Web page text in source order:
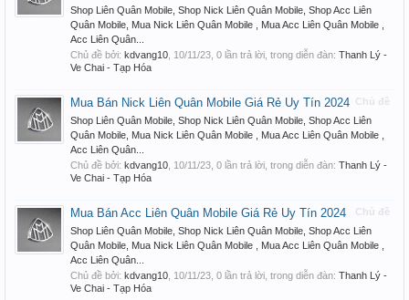
Shop Liên Quân Mobile, Shop Nick Liên Quân Mobile, Shop Acc Liên
Quân Mobile, Mua Nick Liên Quân Mobile , Mua Acc Liên Quân Mobile ,
Acc Liên Quân...
Chủ đề bởi: kdvang10 10/11/23 , 0 lần trả lời, trong diễn đàn: Thanh Lý -
Ve Chai - Tạp Hóa
Chủ đề
Mua Bán Nick Liên Quân Mobile Giá Rẻ Uy Tín 2024
Shop Liên Quân Mobile, Shop Nick Liên Quân Mobile, Shop Acc Liên
Quân Mobile, Mua Nick Liên Quân Mobile , Mua Acc Liên Quân Mobile ,
Acc Liên Quân...
Chủ đề bởi: kdvang10 10/11/23 , 0 lần trả lời, trong diễn đàn: Thanh Lý -
Ve Chai - Tạp Hóa
Chủ đề
Mua Bán Acc Liên Quân Mobile Giá Rẻ Uy Tín 2024
Shop Liên Quân Mobile, Shop Nick Liên Quân Mobile, Shop Acc Liên
Quân Mobile, Mua Nick Liên Quân Mobile , Mua Acc Liên Quân Mobile ,
Acc Liên Quân...
Chủ đề bởi: kdvang10 10/11/23 , 0 lần trả lời, trong diễn đàn: Thanh Lý -
Ve Chai - Tạp Hóa